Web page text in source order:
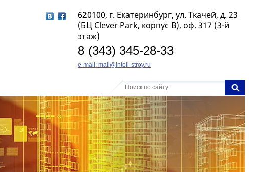
620100, г. Екатеринбург, ул. Ткачей, д. 23
(БЦ Clever Park, корпус B), оф. 317 (3-й
этаж)
8 (343) 345-28-33
e-mail: mail@intell-stroy.ru